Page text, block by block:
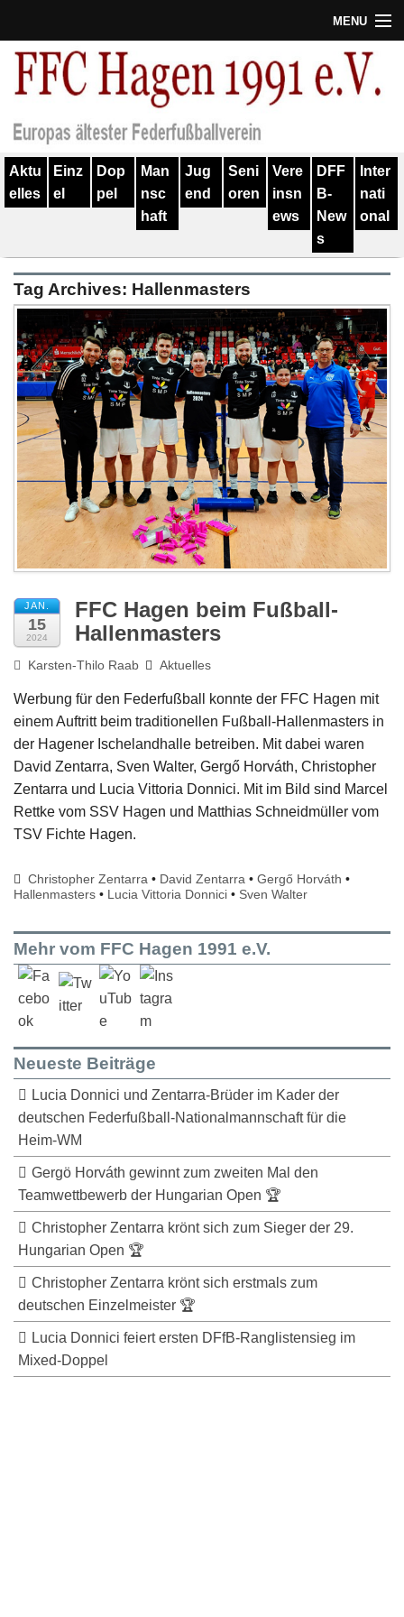
MENU
Termine
Verein
Geschichte
Training
Spieler
Kontakt
Links
Impressum
Aktu
elles
Einz
el
Dop
pel
Man
nsc
haft
Jug
end
Seni
oren
Vere
insn
ews
DFF
B-
New
s
Inter
nati
onal
Tag Archives: Hallenmasters
JAN.
15
2024
FFC Hagen beim Fußball-
Hallenmasters
Karsten-Thilo Raab Aktuelles
Werbung für den Federfußball konnte der FFC Hagen mit
einem Auftritt beim traditionellen Fußball-Hallenmasters in
der Hagener Ischelandhalle betreiben. Mit dabei waren
David Zentarra, Sven Walter, Gergő Horváth, Christopher
Zentarra und Lucia Vittoria Donnici. Mit im Bild sind Marcel
Rettke vom SSV Hagen und Matthias Schneidmüller vom
TSV Fichte Hagen.
Christopher Zentarra • David Zentarra •Gergő Horváth •
Hallenmasters • Lucia Vittoria Donnici • Sven Walter
Mehr vom FFC Hagen 1991 e.V.
Neueste Beiträge
Lucia Donnici und Zentarra-Brüder im Kader der
deutschen Federfußball-Nationalmannschaft für die
Heim-WM
Gergö Horváth gewinnt zum zweiten Mal den
Teamwettbewerb der Hungarian Open 🏆
Christopher Zentarra krönt sich zum Sieger der 29.
Hungarian Open 🏆
Christopher Zentarra krönt sich erstmals zum
deutschen Einzelmeister 🏆
Lucia Donnici feiert ersten DFfB-Ranglistensieg im
Mixed-Doppel